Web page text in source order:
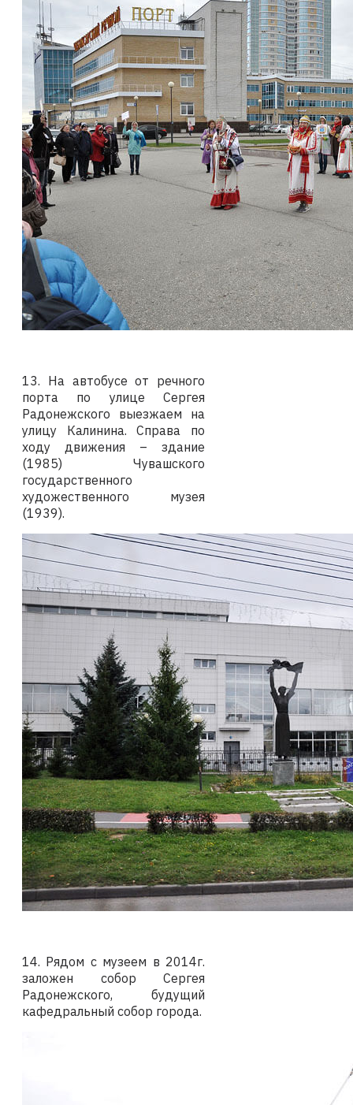
13. На автобусе от речного
порта по улице Сергея
Радонежского выезжаем на
улицу Калинина. Справа по
ходу движения – здание
(1985) Чувашского
государственного
художественного музея
(1939).
14. Рядом с музеем в 2014г.
заложен собор Сергея
Радонежского, будущий
кафедральный собор города.